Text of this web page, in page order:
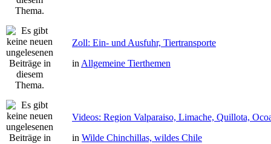
Zoll: Ein- und Ausfuhr, Tiertransporte
in Allgemeine Tierthemen
Videos: Region Valparaiso, Limache, Quillota,
in Wilde Chinchillas, wildes Chile